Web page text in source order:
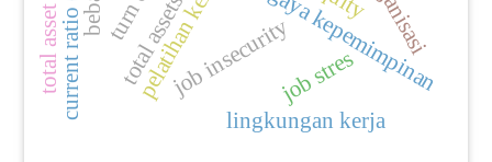
job insecuritygaya kepemimpinan
job stres
lingkungan kerja
pelatihan kerja
current ratio (cr)